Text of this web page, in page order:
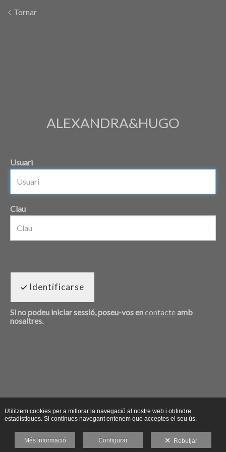
Tornar
ALEXANDRA&HUGO
Usuari
Clau
Identificarse
Si no podeu iniciar sessió, poseu-vos encontacteamb
nosaltres.
Utilitzem cookies per a millorar la navegació al nostre web i obtindre
estadístiques. Si continues navegant entenem que acceptes el seu ús.
Més informació Configurar Rebutjar